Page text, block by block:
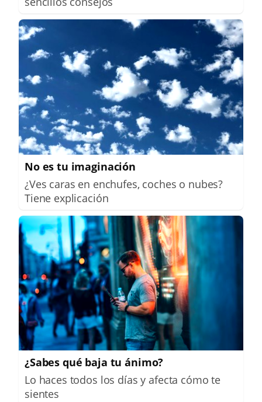
No es tu imaginación
¿Ves caras en enchufes, coches o nubes?
Tiene explicación
¿Sabes qué baja tu ánimo?
Lo haces todos los días y afecta cómo te
sientes